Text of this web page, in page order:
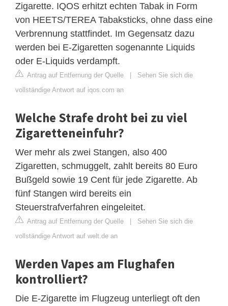
Zigarette. IQOS erhitzt echten Tabak in Form
von HEETS/TEREA Tabaksticks, ohne dass eine
Verbrennung stattfindet. Im Gegensatz dazu
werden bei E-Zigaretten sogenannte Liquids
oder E-Liquids verdampft.
Antrag auf Entfernung der Quelle | Sehen Sie sich die
vollständige Antwort auf iqos.com an
Welche Strafe droht bei zu viel
Zigaretteneinfuhr?
Wer mehr als zwei Stangen, also 400
Zigaretten, schmuggelt, zahlt bereits 80 Euro
Bußgeld sowie 19 Cent für jede Zigarette. Ab
fünf Stangen wird bereits ein
Steuerstrafverfahren eingeleitet.
Antrag auf Entfernung der Quelle | Sehen Sie sich die
vollständige Antwort auf welt.de an
Werden Vapes am Flughafen
kontrolliert?
Die E-Zigarette im Flugzeug unterliegt oft den